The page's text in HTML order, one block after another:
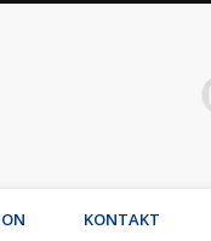
– Jochen
Jochen Waibel,
KONTAKT